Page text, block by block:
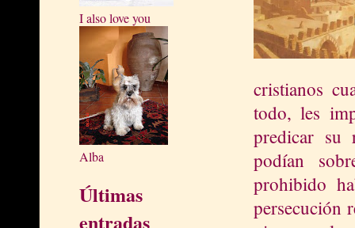
I also love you
Alba
Últimas
entradas
cristianos
todo, les
predicar su
podían
prohibido
persecución